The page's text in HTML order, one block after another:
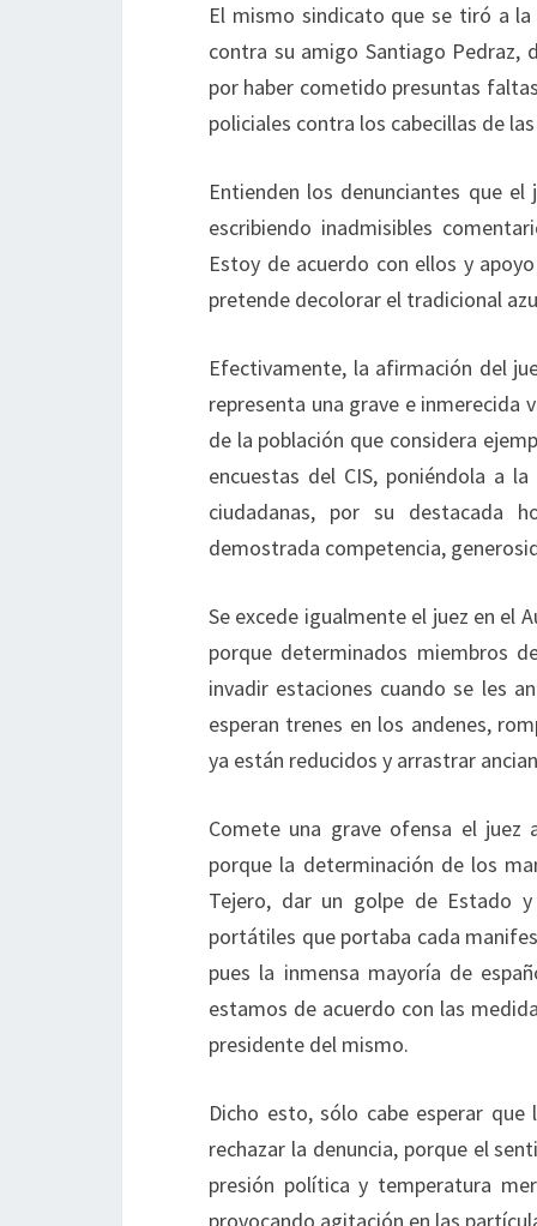
El mismo sindicato que se tiró a
contra su amigo Santiago Pedraz,
por haber cometido presuntas
policiales contra los cabecillas de
Entienden los denunciantes que
escribiendo inadmisibles
Estoy de acuerdo con ellos y
pretende decolorar el tradicional
Efectivamente, la afirmación del
representa una grave e inmerecida
de la población que considera
encuestas del CIS, poniéndola a
ciudadanas, por su destacada
demostrada competencia,
Se excede igualmente el juez en el
porque determinados miembros
invadir estaciones cuando se les
esperan trenes en los andenes,
ya están reducidos y arrastrar
Comete una grave ofensa el
porque la determinación de los
Tejero, dar un golpe de Estado
portátiles que portaba cada
pues la inmensa mayoría de
estamos de acuerdo con las
presidente del mismo.
Dicho esto, sólo cabe esperar
rechazar la denuncia, porque el
presión política y temperatura